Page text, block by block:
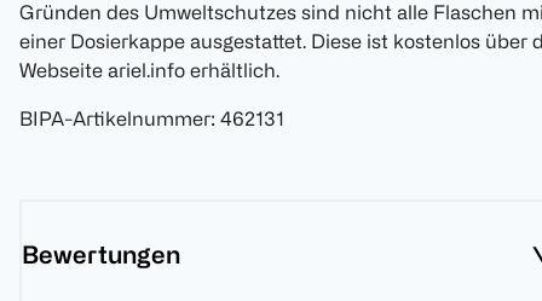
Gründen des Umweltschutzes sind nicht alle Flaschen
einer Dosierkappe ausgestattet. Diese ist kostenlos über
Webseite ariel.info erhältlich.
BIPA-Artikelnummer: 462131
Bewertungen